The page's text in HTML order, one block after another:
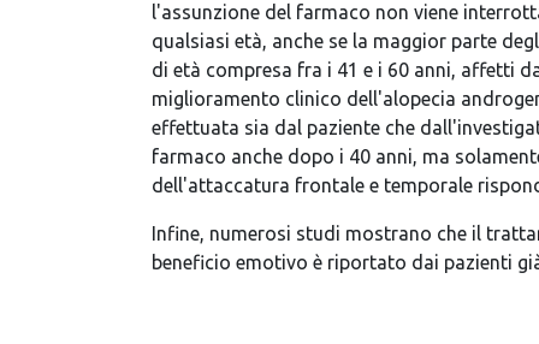
l'assunzione del farmaco non viene
qualsiasi età, anche se la maggior parte
di età compresa fra i 41 e i 60 anni, affetti
miglioramento clinico dell'alopecia
effettuata sia dal paziente che
farmaco anche dopo i 40 anni, ma
dell'attaccatura frontale e temporale
Infine, numerosi studi mostrano che il
beneficio emotivo è riportato dai pazienti